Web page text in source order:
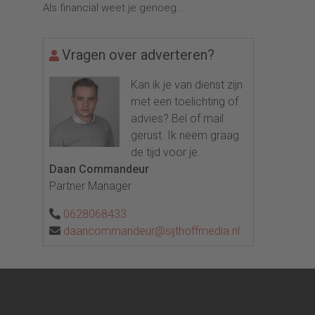
Als financial weet je genoeg...
Vragen over adverteren?
Kan ik je van dienst zijn
met een toelichting of
advies? Bel of mail
gerust. Ik neem graag
de tijd voor je.
Daan Commandeur
Partner Manager
0628068433
daancommandeur@sijthoffmedia.nl